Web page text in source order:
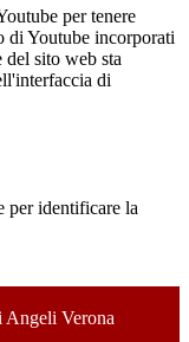
per tenere
di Youtube incorporati
del sito web sta
di
per identificare la
Angeli Verona